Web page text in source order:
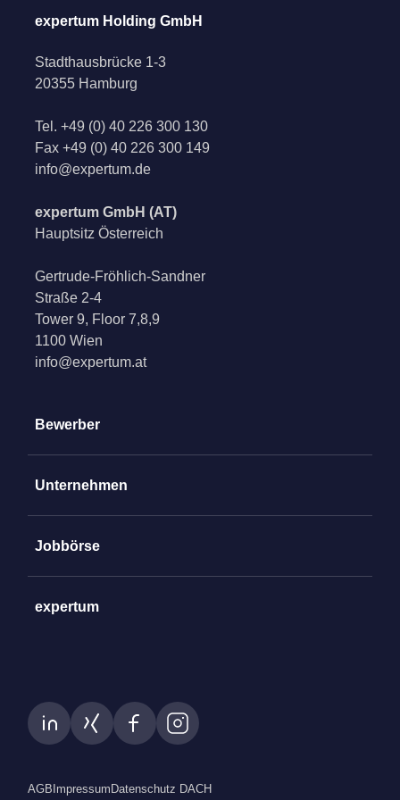
expertum Holding GmbH
Stadthausbrücke 1-3
20355 Hamburg
Tel. +49 (0) 40 226 300 130
Fax +49 (0) 40 226 300 149
info@expertum.de
expertum GmbH (AT)
Hauptsitz Österreich
Gertrude-Fröhlich-Sandner
Straße 2-4
Tower 9, Floor 7,8,9
1100 Wien
info@expertum.at
Bewerber
Unternehmen
Jobbörse
expertum
AGB Impressum Datenschutz DACH